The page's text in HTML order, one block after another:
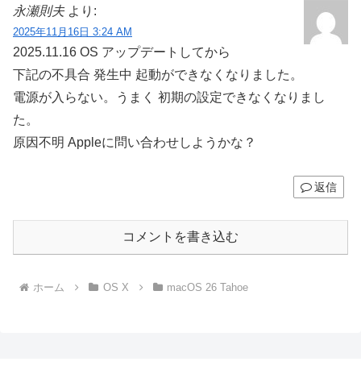
永瀬則夫 より:
2025年11月16日 3:24 AM
2025.11.16 OS アップデートしてから
下記の不具合 発生中 起動ができなくなりました。
電源が入らない。うまく 初期の設定できなくなりまし
た。
原因不明 Appleに問い合わせしようかな？
返信
コメントを書き込む
ホーム OS X macOS 26 Tahoe